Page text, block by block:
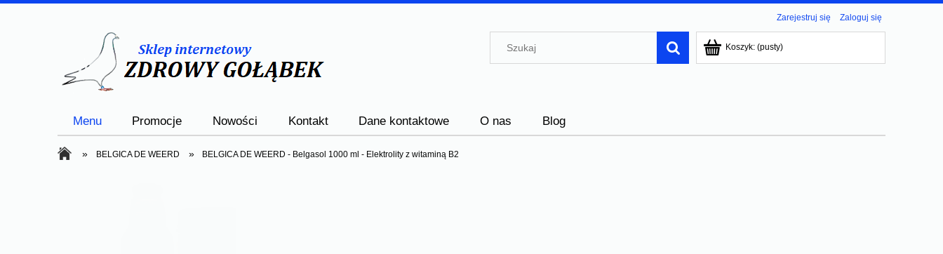
Zarejestruj się Zaloguj się
Koszyk: (pusty)
Menu Promocje Nowości Kontakt Dane kontaktowe O nas Blog
» BELGICA DE WEERD » BELGICA DE WEERD - Belgasol 1000 ml - Elektrolity z witaminą B2